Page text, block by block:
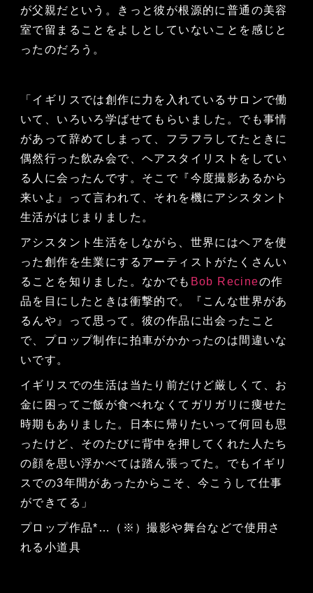
が父親だという。きっと彼が根源的に普通の美容
室で留まることをよしとしていないことを感じと
ったのだろう。
「イギリスでは創作に力を入れているサロンで働
いて、いろいろ学ばせてもらいました。でも事情
があって辞めてしまって、フラフラしてたときに
偶然行った飲み会で、ヘアスタイリストをしてい
る人に会ったんです。そこで『今度撮影あるから
来いよ』って言われて、それを機にアシスタント
生活がはじまりました。
アシスタント生活をしながら、世界にはヘアを使
った創作を生業にするアーティストがたくさんい
ることを知りました。なかでも Bob Recineの作
品を目にしたときは衝撃的で。『こんな世界があ
るんや』って思って。彼の作品に出会ったこと
で、プロップ制作に拍車がかかったのは間違いな
いです。
イギリスでの生活は当たり前だけど厳しくて、お
金に困ってご飯が食べれなくてガリガリに痩せた
時期もありました。日本に帰りたいって何回も思
ったけど、そのたびに背中を押してくれた人たち
の顔を思い浮かべては踏ん張ってた。でもイギリ
スでの3年間があったからこそ、今こうして仕事
ができてる」
プロップ作品*…（※）撮影や舞台などで使用さ
れる小道具